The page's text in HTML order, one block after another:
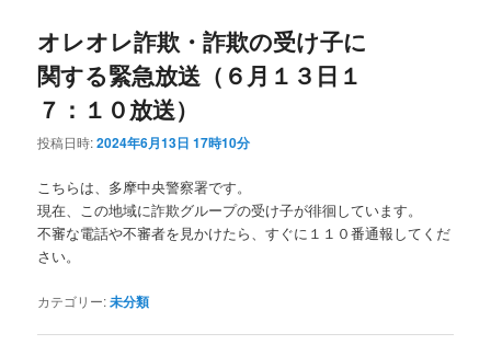
オレオレ詐欺・詐欺の受け子に
関する緊急放送（６月１３日１
７：１０放送）
投稿日時:2024年6月13日 17時10分
こちらは、多摩中央警察署です。
現在、この地域に詐欺グループの受け子が徘徊しています。
不審な電話や不審者を見かけたら、すぐに１１０番通報してくだ
さい。
カテゴリー:未分類